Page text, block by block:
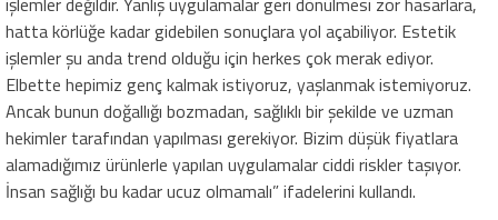
hatta körlüğe kadar gidebilen sonuçlara yol açabiliyor. Estetik
işlemler şu anda trend olduğu için herkes çok merak ediyor.
Elbette hepimiz genç kalmak istiyoruz, yaşlanmak istemiyoruz.
Ancak bunun doğallığı bozmadan, sağlıklı bir şekilde ve uzman
hekimler tarafından yapılması gerekiyor. Bizim düşük fiyatlara
alamadığımız ürünlerle yapılan uygulamalar ciddi riskler taşıyor.
İnsan sağlığı bu kadar ucuz olmamalı” ifadelerini kullandı.